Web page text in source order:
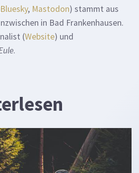
Bluesky, Mastodon) stammt aus
in Bad Frankenhausen.
(Website) und
.